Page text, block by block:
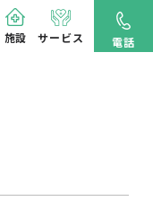
施設 サービス 電話